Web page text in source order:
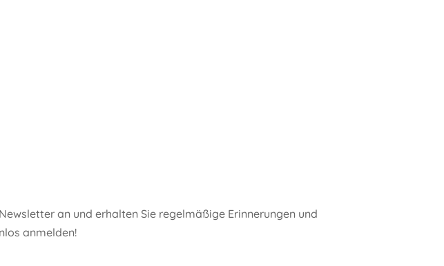
an und erhalten Sie regelmäßige Erinnerungen und
anmelden!